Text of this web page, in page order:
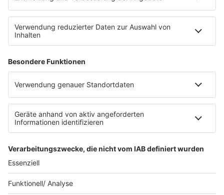
Datenschutz Facebook & Instagram
Datenschutzeinstellungen
Clubbedingungen
Werbung schalten
Waffel-Werbepartner
80s80s.de
90s90s.de
Schlagerplanetradio.com
1deutsch.de
WEIHNACHTSMUSIK.FM